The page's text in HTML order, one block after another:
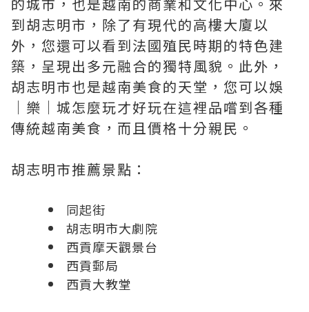
的城市，也是越南的商業和文化中心。來
到胡志明市，除了有現代的高樓大廈以
外，您還可以看到法國殖民時期的特色建
築，呈現出多元融合的獨特風貌。此外，
胡志明市也是越南美食的天堂，您可以娛
｜樂｜城怎麼玩才好玩在這裡品嚐到各種
傳統越南美食，而且價格十分親民。
胡志明市推薦景點：
同起街
胡志明市大劇院
西貢摩天觀景台
西貢郵局
西貢大教堂